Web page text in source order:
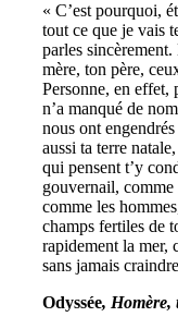
« C’est pourquoi,
tout ce que je vais
parles
mère, ton père,
Personne, en effet,
n’a manqué de
nous ont
aussi ta terre
qui pensent t’y
gouvernail, comme
comme les
champs fertiles de
rapidement la mer,
sans jamais
Odyssée, Homère,